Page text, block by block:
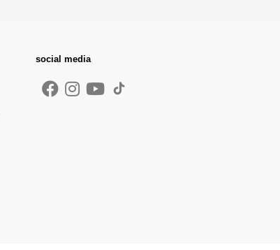
social media